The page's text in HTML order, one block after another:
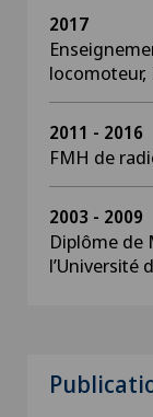
2017
locomoteur,
2011 - 2016
FMH de
2003 - 2009
Diplôme de
l’Université